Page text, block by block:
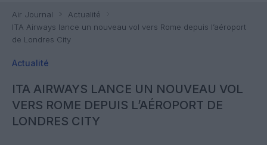
Air Journal
Actualité
ITA Airways lance un nouveau vol vers Rome depuis l’aéroport
de Londres City
Actualité
ITA AIRWAYS LANCE UN NOUVEAU VOL
VERS ROME DEPUIS L’AÉROPORT DE
LONDRES CITY